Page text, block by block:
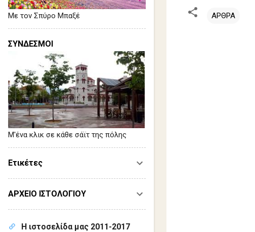
ΑΡΘΡΑ
Με τον Σπύρο Μπαξέ
ΣΥΝΔΕΣΜΟΙ
Μ'ένα κλικ σε κάθε σάϊτ της πόλης
Ετικέτες
ΑΡΧΕΙΟ ΙΣΤΟΛΟΓΙΟΥ
Η ιστοσελίδα μας 2011-2017